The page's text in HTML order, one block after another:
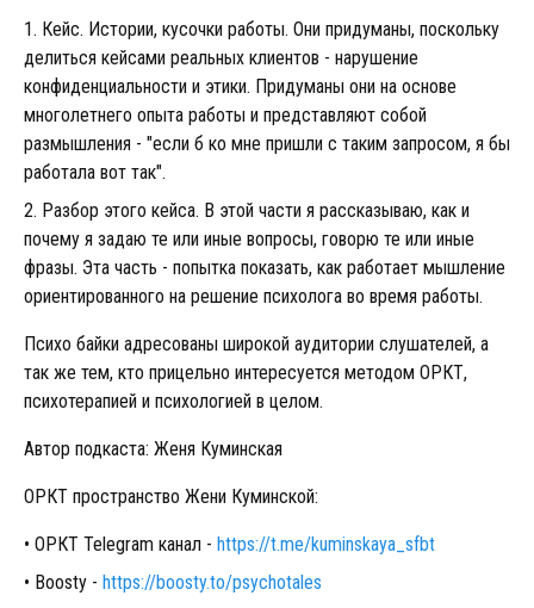
Кейс. Истории, кусочки работы. Они придуманы, поскольку
делиться кейсами реальных клиентов - нарушение
конфиденциальности и этики. Придуманы они на основе
многолетнего опыта работы и представляют собой
размышления - "если б ко мне пришли с таким запросом, я бы
работала вот так".
Разбор этого кейса. В этой части я рассказываю, как и
почему я задаю те или иные вопросы, говорю те или иные
фразы. Эта часть - попытка показать, как работает мышление
ориентированного на решение психолога во время работы.
Психо байки адресованы широкой аудитории слушателей, а
так же тем, кто прицельно интересуется методом ОРКТ,
психотерапией и психологией в целом.
Автор подкаста: Женя Куминская
ОРКТ пространство Жени Куминской:
ОРКТ Telegram канал - https://t.me/kuminskaya_sfbt
Boosty - https://boosty.to/psychotales